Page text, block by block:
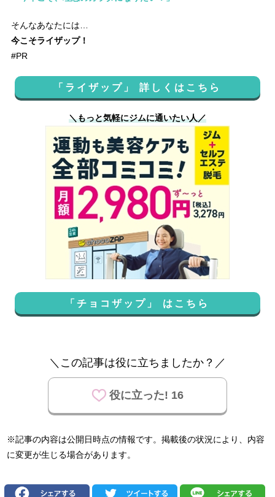
そんなあなたには…
今こそライザップ！
#PR
「ライザップ」 詳しくはこちら
＼もっと気軽にジムに通いたい人／
「チョコザップ」 はこちら
＼この記事は役に立ちましたか？／
役に立った! 16
※記事の内容は公開日時点の情報です。掲載後の状況により、内容
に変更が生じる場合があります。